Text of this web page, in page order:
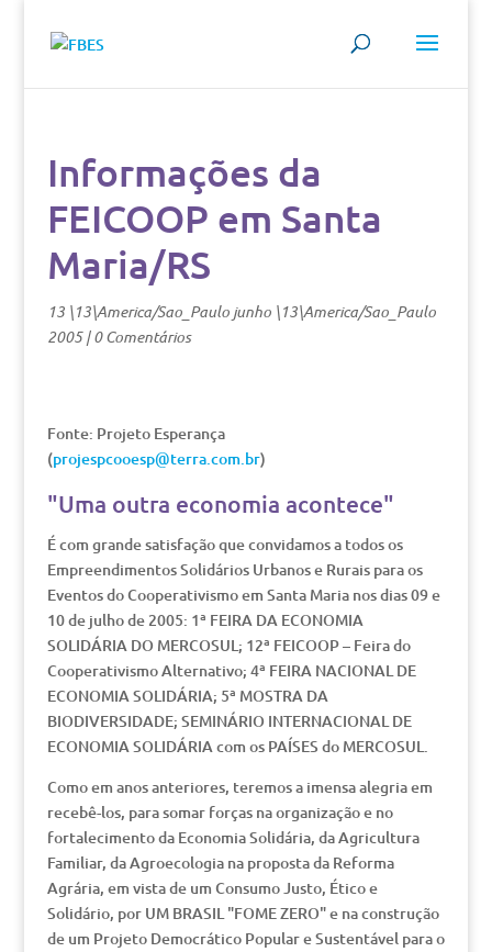
Informações da
FEICOOP em Santa
Maria/RS
13 \13\America/Sao_Paulo junho \13\America/Sao_Paulo
2005|0 Comentários
Fonte: Projeto Esperança
(projespcooesp@terra.com.br)
"Uma outra economia acontece"
É com grande satisfação que convidamos a todos os
Empreendimentos Solidários Urbanos e Rurais para os
Eventos do Cooperativismo em Santa Maria nos dias 09 e
10 de julho de 2005: 1ª FEIRA DA ECONOMIA
SOLIDÁRIA DO MERCOSUL; 12ª FEICOOP – Feira do
Cooperativismo Alternativo; 4ª FEIRA NACIONAL DE
ECONOMIA SOLIDÁRIA; 5ª MOSTRA DA
BIODIVERSIDADE; SEMINÁRIO INTERNACIONAL DE
ECONOMIA SOLIDÁRIA com os PAÍSES do MERCOSUL.
Como em anos anteriores, teremos a imensa alegria em
recebê-los, para somar forças na organização e no
fortalecimento da Economia Solidária, da Agricultura
Familiar, da Agroecologia na proposta da Reforma
Agrária, em vista de um Consumo Justo, Ético e
Solidário, por UM BRASIL "FOME ZERO" e na construção
de um Projeto Democrático Popular e Sustentável para o